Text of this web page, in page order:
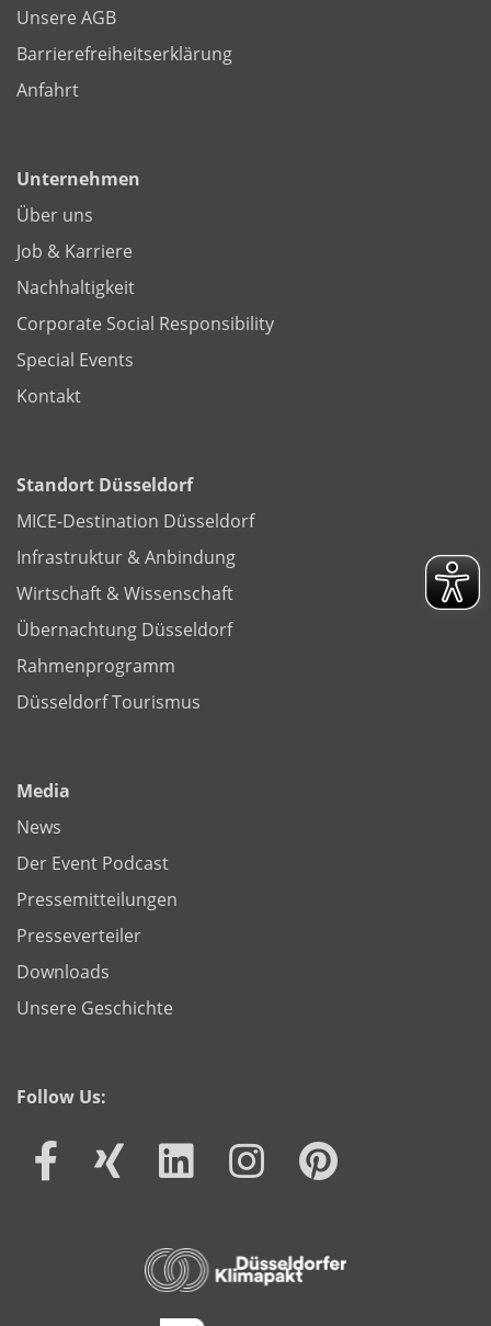
Unsere AGB
Barrierefreiheitserklärung
Anfahrt
Unternehmen
Über uns
Job & Karriere
Nachhaltigkeit
Corporate Social Responsibility
Special Events
Kontakt
Standort Düsseldorf
MICE-Destination Düsseldorf
Infrastruktur & Anbindung
Wirtschaft & Wissenschaft
Übernachtung Düsseldorf
Rahmenprogramm
Düsseldorf Tourismus
Media
News
Der Event Podcast
Pressemitteilungen
Presseverteiler
Downloads
Unsere Geschichte
Follow Us: